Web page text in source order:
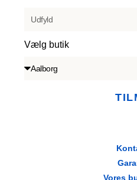
Vælg butik
Vores